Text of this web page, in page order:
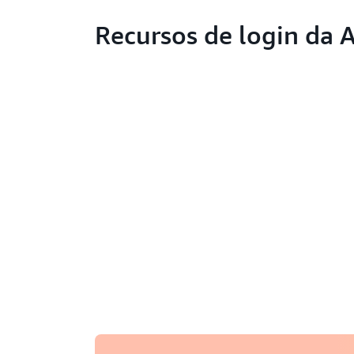
Recursos de login da